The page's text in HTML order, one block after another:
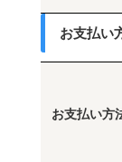
お支払い
お支払い方